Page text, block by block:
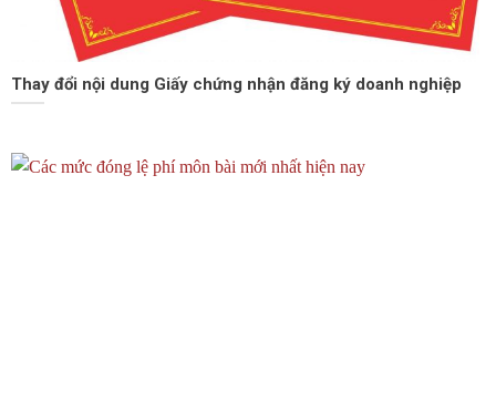
Thay đổi nội dung Giấy chứng nhận đăng ký doanh nghiệp